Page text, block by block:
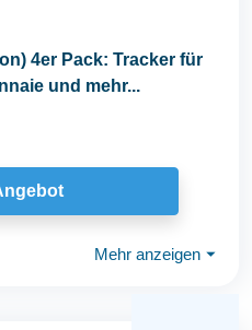
4er Pack: Tracker für
und mehr...
Mehr anzeigen ⏷